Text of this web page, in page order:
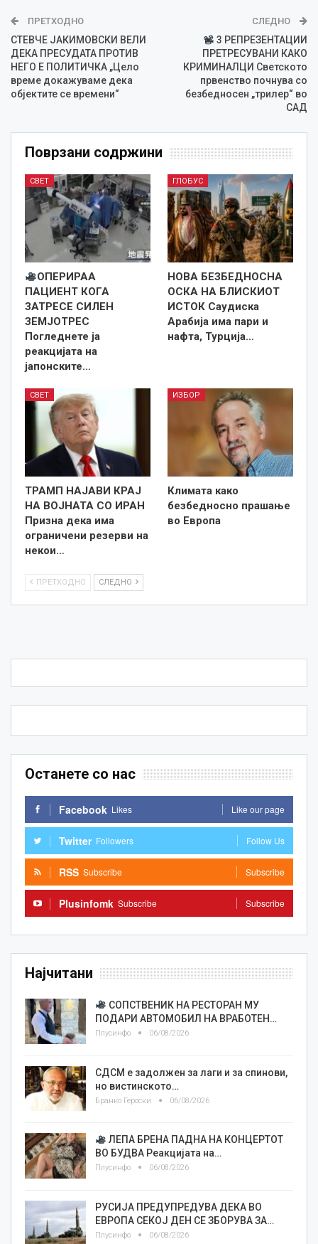
ПРЕТХОДНО
СТЕВЧЕ ЈАКИМОВСКИ ВЕЛИ
ДЕКА ПРЕСУДАТА ПРОТИВ
НЕГО Е ПОЛИТИЧКА „Цело
време докажуваме дека
објектите се времени“
СЛЕДНО
3 РЕПРЕЗЕНТАЦИИ
ПРЕТРЕСУВАНИ КАКО
КРИМИНАЛЦИ Светското
првенство почнува со
безбедносен „трилер“ во
САД
Поврзани содржини
СВЕТ
ОПЕРИРАА
ПАЦИЕНТ КОГА
ЗАТРЕСЕ СИЛЕН
ЗЕМЈОТРЕС
Погледнете ја
реакцијата на
јапонските…
ГЛОБУС
НОВА БЕЗБЕДНОСНА
ОСКА НА БЛИСКИОТ
ИСТОК Саудиска
Арабија има пари и
нафта, Турција…
СВЕТ
ТРАМП НАЈАВИ КРАЈ
НА ВОЈНАТА СО ИРАН
Призна дека има
ограничени резерви на
некои…
ИЗБОР
Климата како
безбедносно прашање
во Европа
ПРЕТХОДНО СЛЕДНО
Останете со нас
Facebook Likes Like our page
Twitter Followers Follow Us
RSS Subscribe Subscribe
Plusinfomk Subscribe Subscribe
Најчитани
СОПСТВЕНИК НА РЕСТОРАН МУ
ПОДАРИ АВТОМОБИЛ НА ВРАБОТЕН…
Плусинфо 06/08/2026
СДСМ е задолжен за лаги и за спинови,
но вистинското…
Бранко Героски 06/08/2026
ЛЕПА БРЕНА ПАДНА НА КОНЦЕРТОТ
ВО БУДВА Реакцијата на…
Плусинфо 06/08/2026
РУСИЈА ПРЕДУПРЕДУВА ДЕКА ВО
ЕВРОПА СЕКОЈ ДЕН СЕ ЗБОРУВА ЗА…
Плусинфо 06/08/2026